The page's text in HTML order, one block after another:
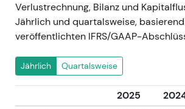
Verlustrechnung, Bilanz und
Jährlich und quartalsweise,
veröffentlichten IFRS/GAAP-
Jährlich Quartalsweise
2025